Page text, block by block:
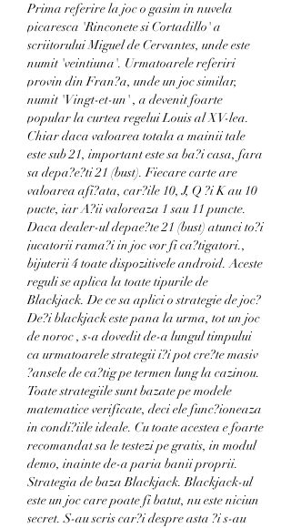
Prima referire la joc o gasim in nuvela
picaresca 'Rinconete si Cortadillo' a
scriitorului Miguel de Cervantes, unde este
numit 'veintiuna'. Urmatoarele referiri
provin din Fran?a, unde un joc similar,
numit 'Vingt-et-un' , a devenit foarte
popular la curtea regelui Louis al XV-lea.
Chiar daca valoarea totala a mainii tale
este sub 21, important este sa ba?i casa, fara
sa depa?e?ti 21 (bust). Fiecare carte are
valoarea afi?ata, car?ile 10, J, Q ?i K au 10
pucte, iar A?ii valoreaza 1 sau 11 puncte.
Daca dealer-ul depae?te 21 (bust) atunci to?i
jucatorii rama?i in joc vor fi ca?tigatori.,
bijuterii 4 toate dispozitivele android. Aceste
reguli se aplica la toate tipurile de
Blackjack. De ce sa aplici o strategie de joc?
De?i blackjack este pana la urma, tot un joc
de noroc , s-a dovedit de-a lungul timpului
ca urmatoarele strategii i?i pot cre?te masiv
?ansele de ca?tig pe termen lung la cazinou.
Toate strategiile sunt bazate pe modele
matematice verificate, deci ele func?ioneaza
in condi?iile ideale. Cu toate acestea e foarte
recomandat sa le testezi pe gratis, in modul
demo, inainte de-a paria banii proprii.
Strategia de baza Blackjack. Blackjack-ul
este un joc care poate fi batut, nu este niciun
secret. S-au scris car?i despre asta ?i s-au